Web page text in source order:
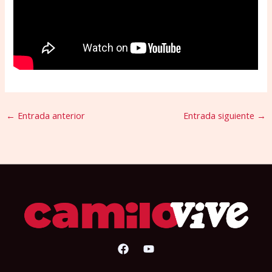
← Entrada anterior Entrada siguiente →